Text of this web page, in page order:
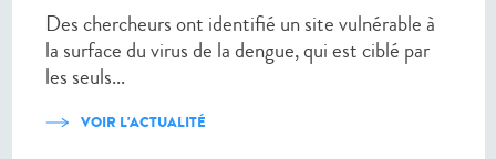
Des chercheurs ont identifié un site vulnérable à
la surface du virus de la dengue, qui est ciblé par
les seuls...
VOIR L'ACTUALITÉ